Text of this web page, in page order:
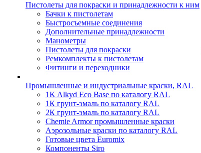
Пистолеты для покраски и принадлежности к ним
Бачки к пистолетам
Быстросъемные соединения
Дополнительные принадлежности
Манометры
Пистолеты для покраски
Ремкомплекты к пистолетам
Фитинги и переходники
Промышленные и индустриальные краски, RAL
1K Alkyd Eco Base по каталогу RAL
1К грунт-эмаль по каталогу RAL
2К грунт-эмаль по каталогу RAL
Chemie Armor промышленные краски
Аэрозольные краски по каталогу RAL
Готовые цвета Euromix
Компоненты Siro